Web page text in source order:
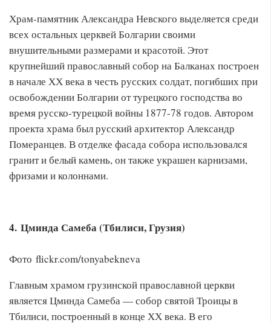
Храм-памятник Александра Невского выделяется среди
всех остальных церквей Болгарии своими
внушительными размерами и красотой. Этот
крупнейший православный собор на Балканах построен
в начале ХХ века в честь русских солдат, погибших при
освобождении Болгарии от турецкого господства во
время русско-турецкой войны 1877-78 годов. Автором
проекта храма был русский архитектор Александр
Померанцев. В отделке фасада собора использовался
гранит и белый камень, он также украшен карнизами,
фризами и колоннами.
4. Цминда Самеба (Тбилиси, Грузия)
Фото flickr.com/tonyabekneva
Главным храмом грузинской православной церкви
является Цминда Самеба — собор святой Троицы в
Тбилиси, построенный в конце ХХ века. В его